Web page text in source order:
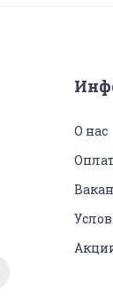
О нас